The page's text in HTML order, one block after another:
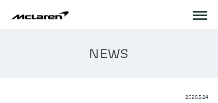
NEWS
2026.5.24